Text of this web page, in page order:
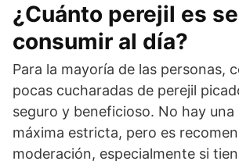
¿Cuánto perejil es
consumir al día?
Para la mayoría de las personas,
pocas cucharadas de perejil
seguro y beneficioso. No hay una
máxima estricta, pero es
moderación, especialmente si